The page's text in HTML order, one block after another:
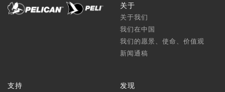
关于
关于我们
我们在中国
我们的愿景、使命、价值观
新闻通稿
支持 发现